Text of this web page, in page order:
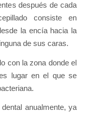
después de cada
consiste en
la encía hacia la
de sus caras.
con la zona donde el
lugar en el que se
anualmente, ya